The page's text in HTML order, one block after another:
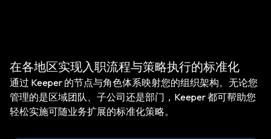
在各地区实现入职流程与策略执行的标准化
通过 Keeper 的节点与角色体系映射您的组织架构。无论您
管理的是区域团队、子公司还是部门，Keeper 都可帮助您
轻松实施可随业务扩展的标准化策略。